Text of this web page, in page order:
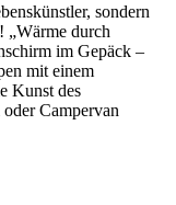
sondern
„Wärme durch
im Gepäck –
mit einem
Kunst des
Campervan